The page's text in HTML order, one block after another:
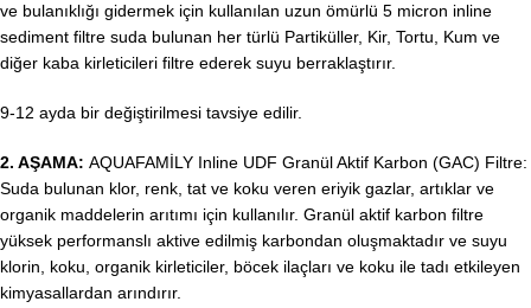
ve bulanıklığı gidermek için kullanılan uzun ömürlü 5 micron inline
sediment filtre suda bulunan her türlü Partiküller, Kir, Tortu, Kum ve
diğer kaba kirleticileri filtre ederek suyu berraklaştırır.
9-12 ayda bir değiştirilmesi tavsiye edilir.
2. AŞAMA: AQUAFAMİLY Inline UDF Granül Aktif Karbon (GAC) Filtre:
Suda bulunan klor, renk, tat ve koku veren eriyik gazlar, artıklar ve
organik maddelerin arıtımı için kullanılır. Granül aktif karbon filtre
yüksek performanslı aktive edilmiş karbondan oluşmaktadır ve suyu
klorin, koku, organik kirleticiler, böcek ilaçları ve koku ile tadı etkileyen
kimyasallardan arındırır.